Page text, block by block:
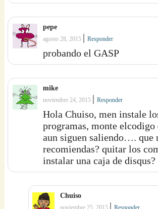
pepe
agosto 28, 2015 |Responder
probando el GASP
mike
noviembre 24, 2015 |Responder
Hola Chuiso, men instale
programas, monte elcodigo
aun siguen saliendo…. que
recomiendas? quitar los
instalar una caja de disqus?
Chuiso
noviembre 25, 2015 |Responder